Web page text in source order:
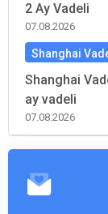
2 Ay Vadeli
07.08.2026
Shanghai
Shanghai
ay vadeli
07.08.2026